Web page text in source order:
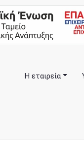
Σύμβουλοι
Η εταιρεία